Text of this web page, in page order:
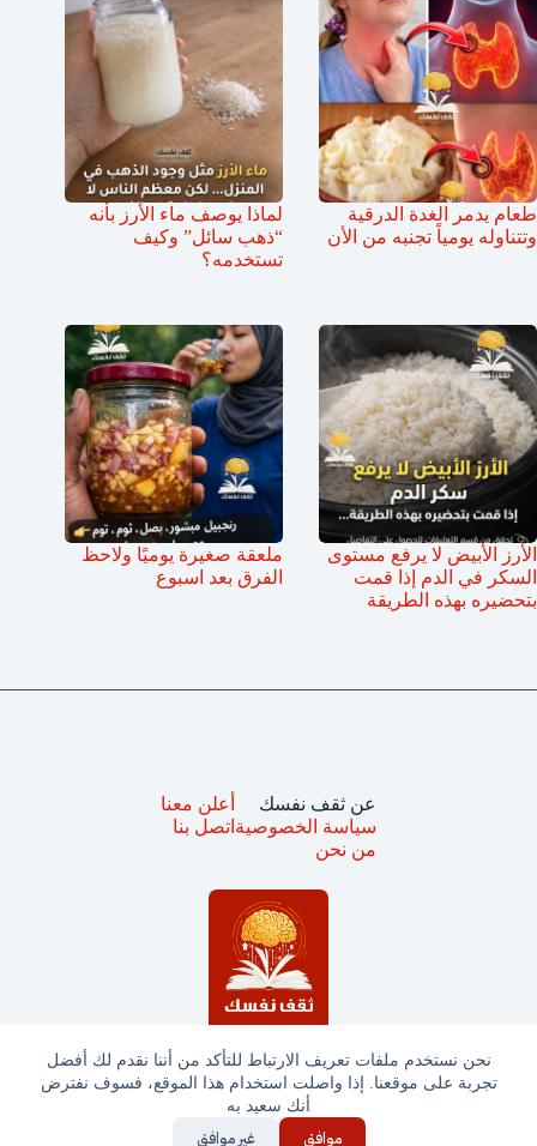
نحن نستخدم ملفات تعريف الارتباط للتأكد من أننا نقدم لك أفضل
تجربة على موقعنا. إذا واصلت استخدام هذا الموقع، فسوف نفترض
أنك سعيد به
موافق غير موافق
طعام يدمر الغدة الدرقية
وتتناوله يومياً تجنبه من الأن
لماذا يوصف ماء الأرز بأنه
“ذهب سائل” وكيف
تستخدمه؟
الأرز الأبيض لا يرفع مستوى
السكر في الدم إذا قمت
بتحضيره بهذه الطريقة
ملعقة صغيرة يوميًا ولاحظ
الفرق بعد اسبوع
جميع الحقوق محفوظة © ثقف نفسك 2025
عن ثقف نفسك
سياسة الخصوصية
من نحن
أعلن معنا
اتصل بنا